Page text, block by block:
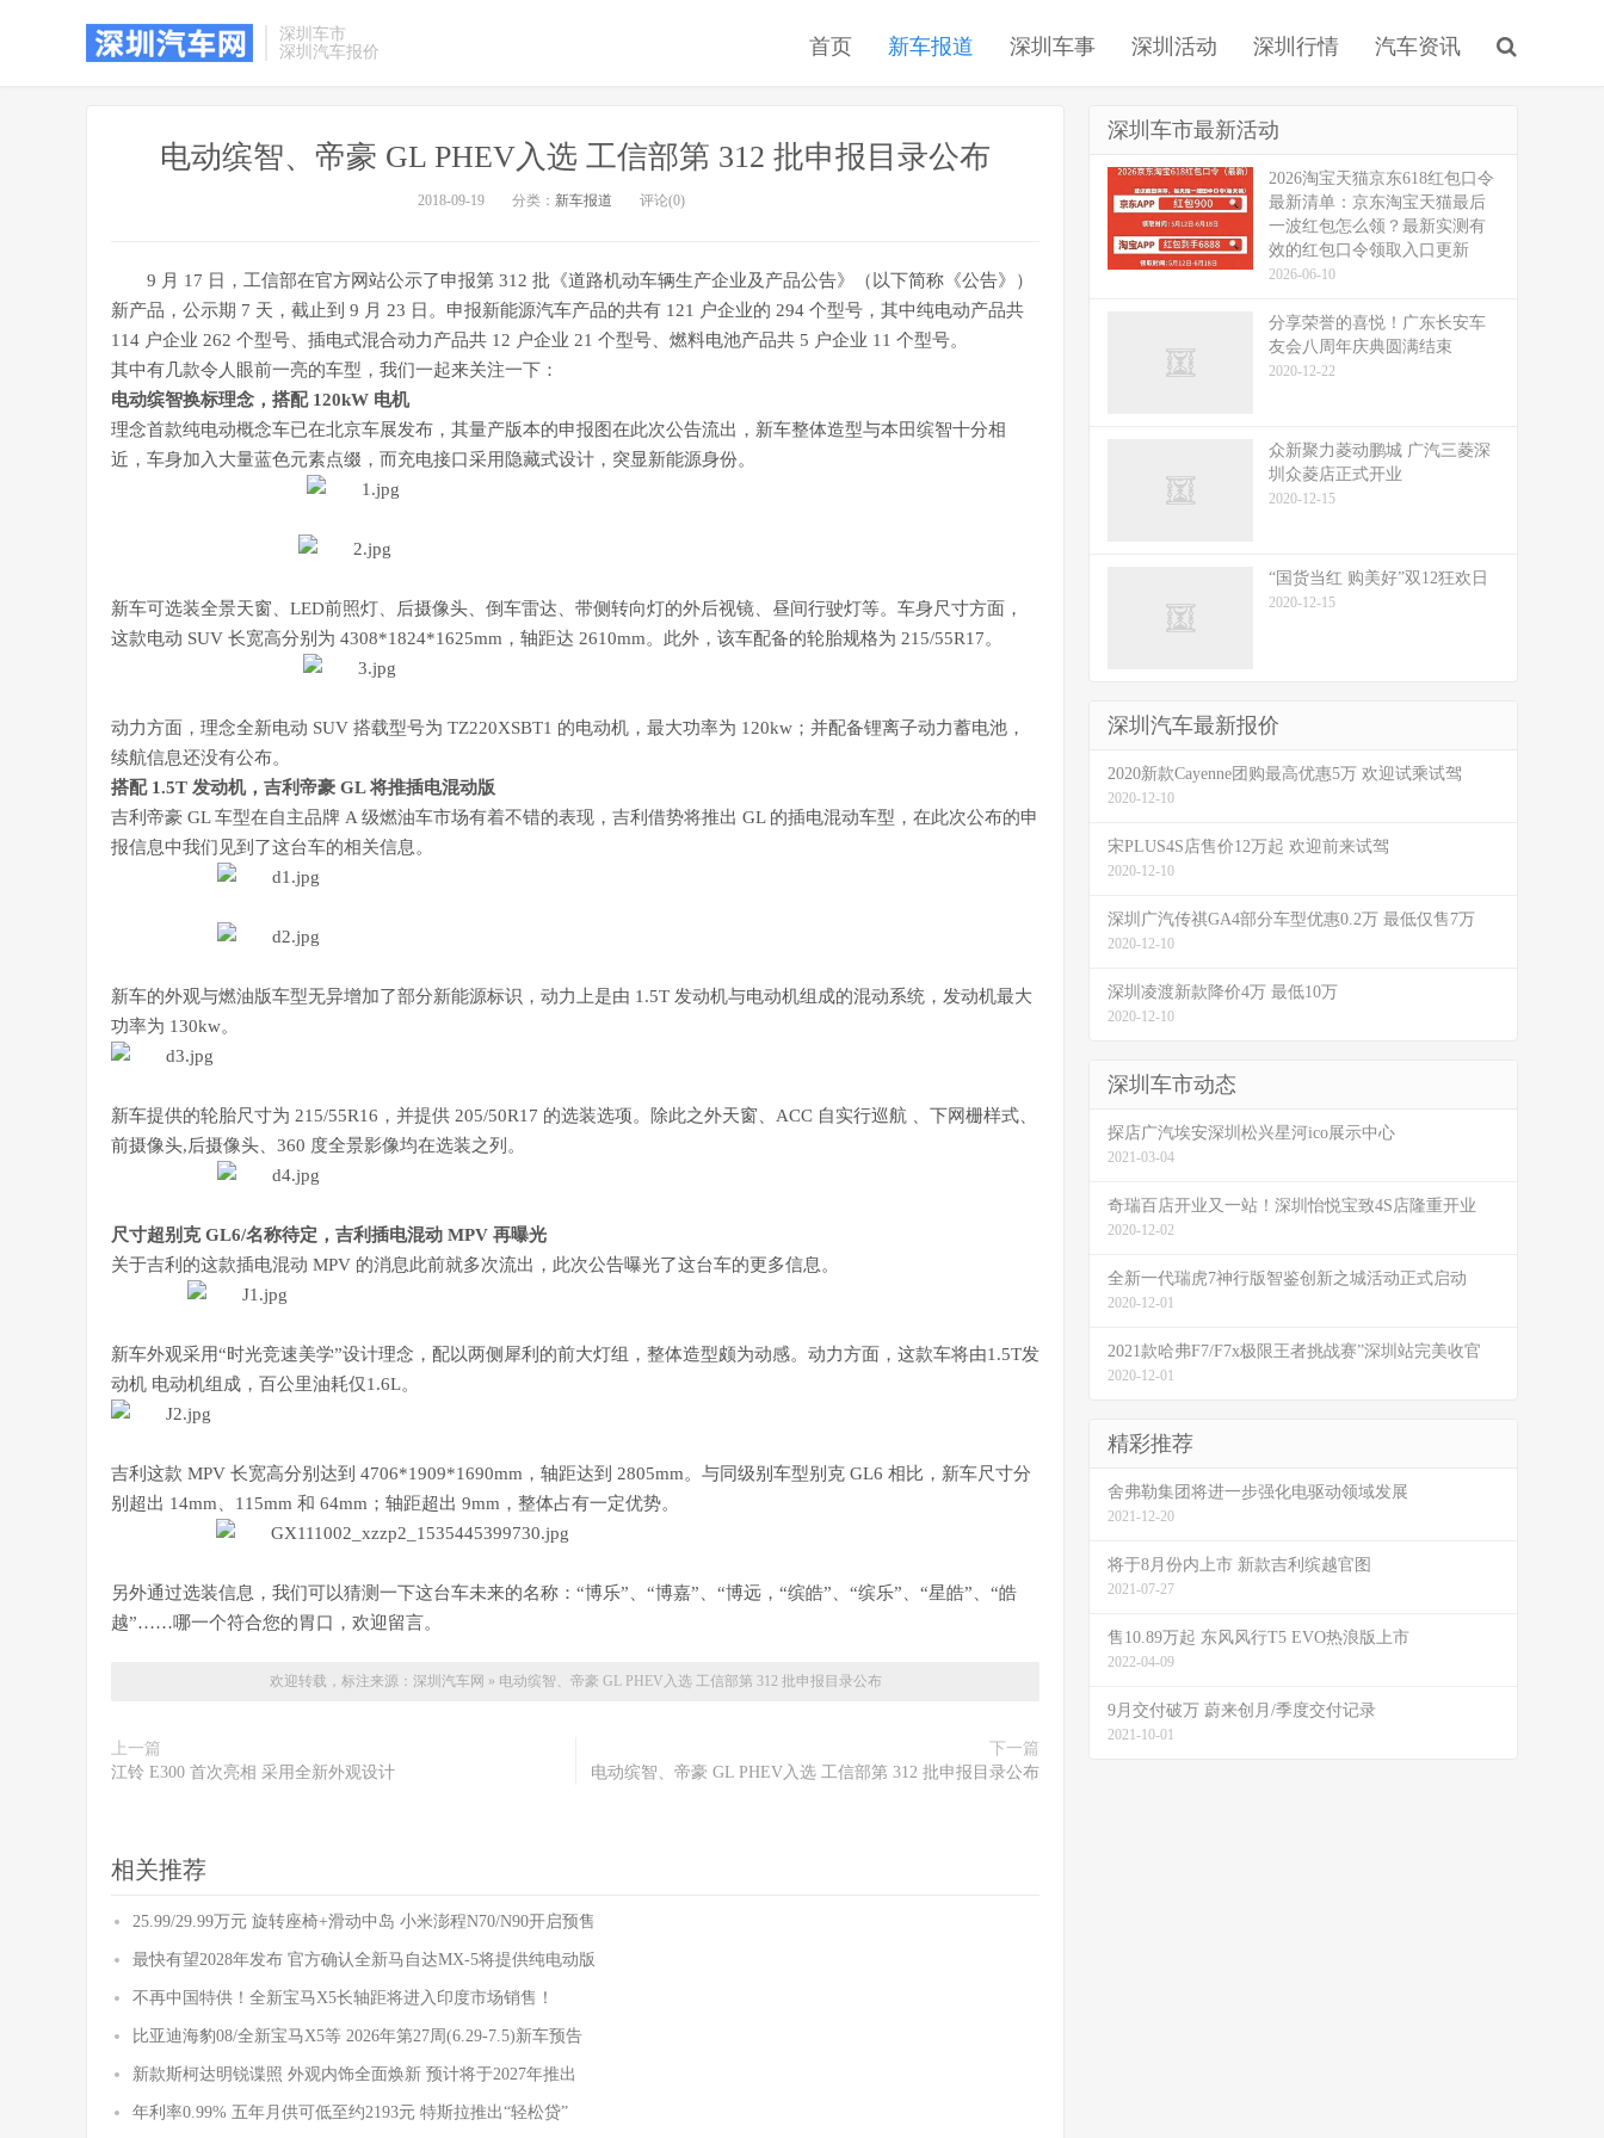
深圳车市
深圳汽车报价
首页 新车报道 深圳车事 深圳活动 深圳行情 汽车资讯
电动缤智、帝豪 GL PHEV入选 工信部第 312 批申报目录公布
2018-09-19 分类： 新车报道 评论(0)
9 月 17 日，工信部在官方网站公示了申报第 312 批《道路机动车辆生产企业及产品公告》（以下简称《公告》）
新产品，公示期 7 天，截止到 9 月 23 日。申报新能源汽车产品的共有 121 户企业的 294 个型号，其中纯电动产品共
114 户企业 262 个型号、插电式混合动力产品共 12 户企业 21 个型号、燃料电池产品共 5 户企业 11 个型号。
其中有几款令人眼前一亮的车型，我们一起来关注一下：
电动缤智换标理念，搭配 120kW 电机
理念首款纯电动概念车已在北京车展发布，其量产版本的申报图在此次公告流出，新车整体造型与本田缤智十分相
近，车身加入大量蓝色元素点缀，而充电接口采用隐藏式设计，突显新能源身份。
新车可选装全景天窗、LED前照灯、后摄像头、倒车雷达、带侧转向灯的外后视镜、昼间行驶灯等。车身尺寸方面，
这款电动 SUV 长宽高分别为 4308*1824*1625mm，轴距达 2610mm。此外，该车配备的轮胎规格为 215/55R17。
动力方面，理念全新电动 SUV 搭载型号为 TZ220XSBT1 的电动机，最大功率为 120kw；并配备锂离子动力蓄电池，
续航信息还没有公布。
搭配 1.5T 发动机，吉利帝豪 GL 将推插电混动版
吉利帝豪 GL 车型在自主品牌 A 级燃油车市场有着不错的表现，吉利借势将推出 GL 的插电混动车型，在此次公布的申
报信息中我们见到了这台车的相关信息。
新车的外观与燃油版车型无异增加了部分新能源标识，动力上是由 1.5T 发动机与电动机组成的混动系统，发动机最大
功率为 130kw。
新车提供的轮胎尺寸为 215/55R16，并提供 205/50R17 的选装选项。除此之外天窗、ACC 自实行巡航 、下网栅样式、
前摄像头,后摄像头、360 度全景影像均在选装之列。
尺寸超别克 GL6/名称待定，吉利插电混动 MPV 再曝光
关于吉利的这款插电混动 MPV 的消息此前就多次流出，此次公告曝光了这台车的更多信息。
新车外观采用“时光竞速美学”设计理念，配以两侧犀利的前大灯组，整体造型颇为动感。动力方面，这款车将由1.5T发
动机 电动机组成，百公里油耗仅1.6L。
吉利这款 MPV 长宽高分别达到 4706*1909*1690mm，轴距达到 2805mm。与同级别车型别克 GL6 相比，新车尺寸分
别超出 14mm、115mm 和 64mm；轴距超出 9mm，整体占有一定优势。
另外通过选装信息，我们可以猜测一下这台车未来的名称：“博乐”、“博嘉”、“博远，“缤皓”、“缤乐”、“星皓”、“皓
越”……哪一个符合您的胃口，欢迎留言。
欢迎转载，标注来源： 深圳汽车网 » 电动缤智、帝豪 GL PHEV入选 工信部第 312 批申报目录公布
上一篇
江铃 E300 首次亮相 采用全新外观设计
下一篇
电动缤智、帝豪 GL PHEV入选 工信部第 312 批申报目录公布
相关推荐
25.99/29.99万元 旋转座椅+滑动中岛 小米澎程N70/N90开启预售
最快有望2028年发布 官方确认全新马自达MX-5将提供纯电动版
不再中国特供！全新宝马X5长轴距将进入印度市场销售！
比亚迪海豹08/全新宝马X5等 2026年第27周(6.29-7.5)新车预告
新款斯柯达明锐谍照 外观内饰全面焕新 预计将于2027年推出
年利率0.99% 五年月供可低至约2193元 特斯拉推出“轻松贷”
深圳车市最新活动
2026淘宝天猫京东618红包口令
最新清单：京东淘宝天猫最后
一波红包怎么领？最新实测有
效的红包口令领取入口更新
2026-06-10
分享荣誉的喜悦！广东长安车
友会八周年庆典圆满结束
2020-12-22
众新聚力菱动鹏城 广汽三菱深
圳众菱店正式开业
2020-12-15
“国货当红 购美好”双12狂欢日
2020-12-15
深圳汽车最新报价
2020新款Cayenne团购最高优惠5万 欢迎试乘试驾
2020-12-10
宋PLUS4S店售价12万起 欢迎前来试驾
2020-12-10
深圳广汽传祺GA4部分车型优惠0.2万 最低仅售7万
2020-12-10
深圳凌渡新款降价4万 最低10万
2020-12-10
深圳车市动态
探店广汽埃安深圳松兴星河ico展示中心
2021-03-04
奇瑞百店开业又一站！深圳怡悦宝致4S店隆重开业
2020-12-02
全新一代瑞虎7神行版智鉴创新之城活动正式启动
2020-12-01
2021款哈弗F7/F7x极限王者挑战赛”深圳站完美收官
2020-12-01
精彩推荐
舍弗勒集团将进一步强化电驱动领域发展
2021-12-20
将于8月份内上市 新款吉利缤越官图
2021-07-27
售10.89万起 东风风行T5 EVO热浪版上市
2022-04-09
9月交付破万 蔚来创月/季度交付记录
2021-10-01